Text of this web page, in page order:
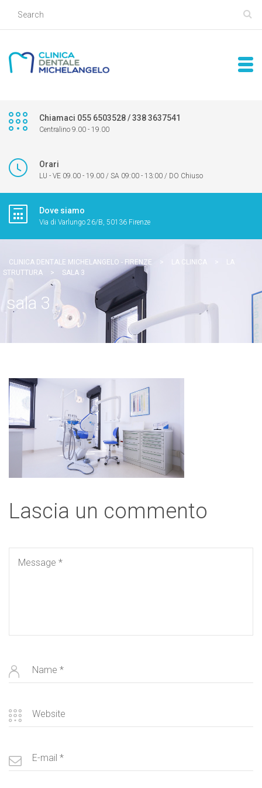
Chiamaci 055 6503528 / 338 3637541
Centralino 9.00 - 19.00
Orari
LU - VE 09.00 - 19.00 / SA 09:00 - 13:00 / DO Chiuso
Dove siamo
Via di Varlungo 26/B, 50136 Firenze
CLINICA DENTALE MICHELANGELO - FIRENZE > LA CLINICA
STRUTTURA
> SALA 3
sala 3
Lascia un commento